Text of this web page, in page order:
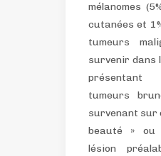
mélanomes
cutanées et
tumeurs
survenir dans
présentant
tumeurs
survenant sur
beauté » ou
lésion